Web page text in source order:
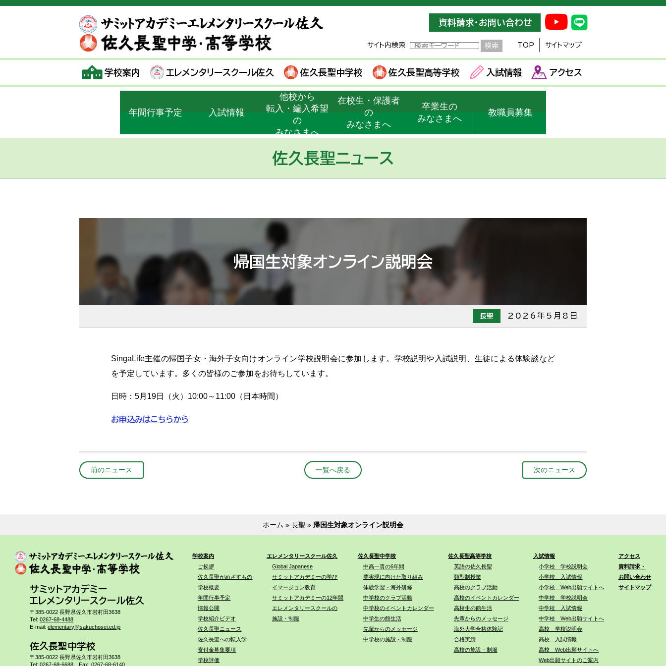
資料請求・お問い合わせ
サイト内検索 TOP サイトマップ
学校案内 エレメンタリースクール佐久 佐久長聖中学校 佐久長聖高等学校 入試情報 アクセス
年間行事予定 入試情報
他校から
転入・編入希望
の
みなさまへ
在校生・保護者
の
みなさまへ
卒業生の
みなさまへ
教職員募集
佐久長聖ニュース
帰国生対象オンライン説明会
長聖 2026年5月8日
SingaLife主催の帰国子女・海外子女向けオンライン学校説明会に参加します。学校説明や入試説明、生徒による体験談など
を予定しています。多くの皆様のご参加をお待ちしています。
日時：5月19日（火）10:00～11:00（日本時間）
お申込みはこちらから
前のニュース 一覧へ戻る 次のニュース
ホーム » 長聖 » 帰国生対象オンライン説明会
サミットアカデミー
エレメンタリースクール佐久
〒385-0022 長野県佐久市岩村田3638
Tel:0267-68-4488
E-mail:elementary@sakuchosei.ed.jp
佐久長聖中学校
〒385-0022 長野県佐久市岩村田3638
Tel:0267-68-6688 Fax: 0267-68-6140
学校案内
ご挨拶
佐久長聖がめざすもの
学校概要
年間行事予定
情報公開
学校紹介ビデオ
佐久長聖ニュース
佐久長聖への転入学
寄付金募集要項
学校評価
エレメンタリースクール佐久
Global Japanese
サミットアカデミーの学び
イマージョン教育
サミットアカデミーの12年間
エレメンタリースクールの
施設・制服
佐久長聖中学校
中高一貫の6年間
夢実現に向けた取り組み
体験学習・海外研修
中学校のクラブ活動
中学校のイベントカレンダー
中学生の館生活
先輩からのメッセージ
中学校の施設・制服
佐久長聖高等学校
英語の佐久長聖
類型制授業
高校のクラブ活動
高校のイベントカレンダー
高校生の館生活
先輩からのメッセージ
海外大学合格体験記
合格実績
高校の施設・制服
入試情報
小学校 学校説明会
小学校 入試情報
小学校 Web出願サイトへ
中学校 学校説明会
中学校 入試情報
中学校 Web出願サイトへ
高校 学校説明会
高校 入試情報
高校 Web出願サイトへ
Web出願サイトのご案内
アクセス
資料請求・
お問い合わせ
サイトマップ